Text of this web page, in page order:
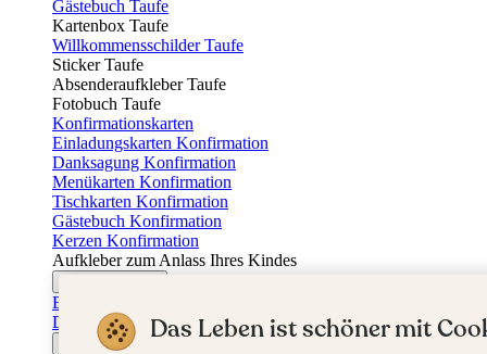
Gästebuch Taufe
Kartenbox Taufe
Willkommensschilder Taufe
Sticker Taufe
Absenderaufkleber Taufe
Fotobuch Taufe
Konfirmationskarten
Einladungskarten Konfirmation
Danksagung Konfirmation
Menükarten Konfirmation
Tischkarten Konfirmation
Gästebuch Konfirmation
Kerzen Konfirmation
Aufkleber zum Anlass Ihres Kindes
Einladungskarten Firmung
Dankeskarten Firmung
JugendweihekartenDas Leben ist schöner mit